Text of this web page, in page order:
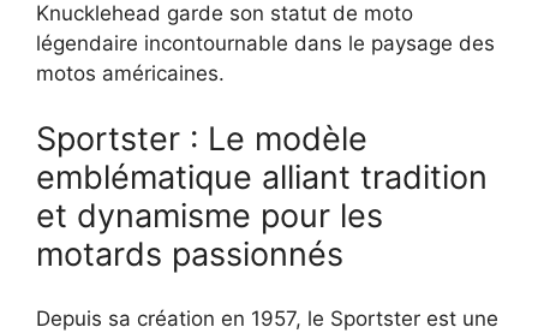
Knucklehead garde son statut de moto
légendaire incontournable dans le paysage des
motos américaines.
Sportster : Le modèle
emblématique alliant tradition
et dynamisme pour les
motards passionnés
Depuis sa création en 1957, le Sportster est une